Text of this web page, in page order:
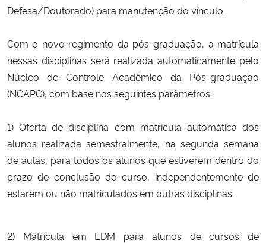
Controladoria-Geral da União
Secretaria de Governo
Gabinete de Segurança Institucional
Advocacia-Geral da União
Banco Central do Brasil
Defesa/Doutorado) para manutenção do vínculo.
Com o novo regimento da pós-graduação, a matrícula
nessas disciplinas será realizada automaticamente pelo
Núcleo de Controle Acadêmico da Pós-graduação
(NCAPG), com base nos seguintes parâmetros:
1) Oferta de disciplina com matrícula automática dos
alunos realizada semestralmente, na segunda semana
de aulas, para todos os alunos que estiverem dentro do
prazo de conclusão do curso, independentemente de
estarem ou não matriculados em outras disciplinas.
2) Matrícula em EDM para alunos de cursos de